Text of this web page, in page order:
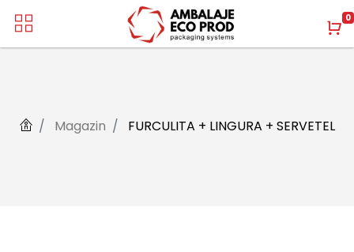
0
Magazin FURCULITA + LINGURA + SERVETEL